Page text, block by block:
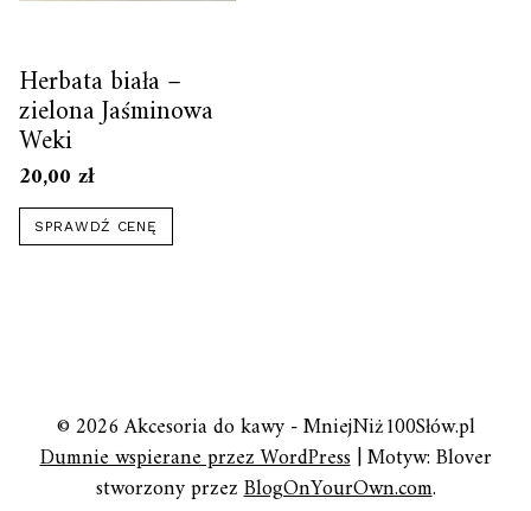
Herbata biała –
zielona Jaśminowa
Weki
20,00 zł
SPRAWDŹ CENĘ
© 2026 Akcesoria do kawy - MniejNiż100Słów.pl
Dumnie wspierane przez WordPress|Motyw: Blover
stworzony przezBlogOnYourOwn.com.